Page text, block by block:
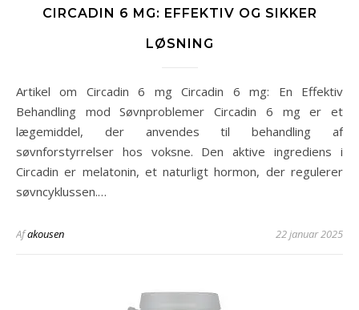
CIRCADIN 6 MG: EFFEKTIV OG SIKKER
LØSNING
Artikel om Circadin 6 mg Circadin 6 mg: En Effektiv
Behandling mod Søvnproblemer Circadin 6 mg er et
lægemiddel, der anvendes til behandling af
søvnforstyrrelser hos voksne. Den aktive ingrediens i
Circadin er melatonin, et naturligt hormon, der regulerer
søvncyklussen.…
Afakousen 22 januar 2025